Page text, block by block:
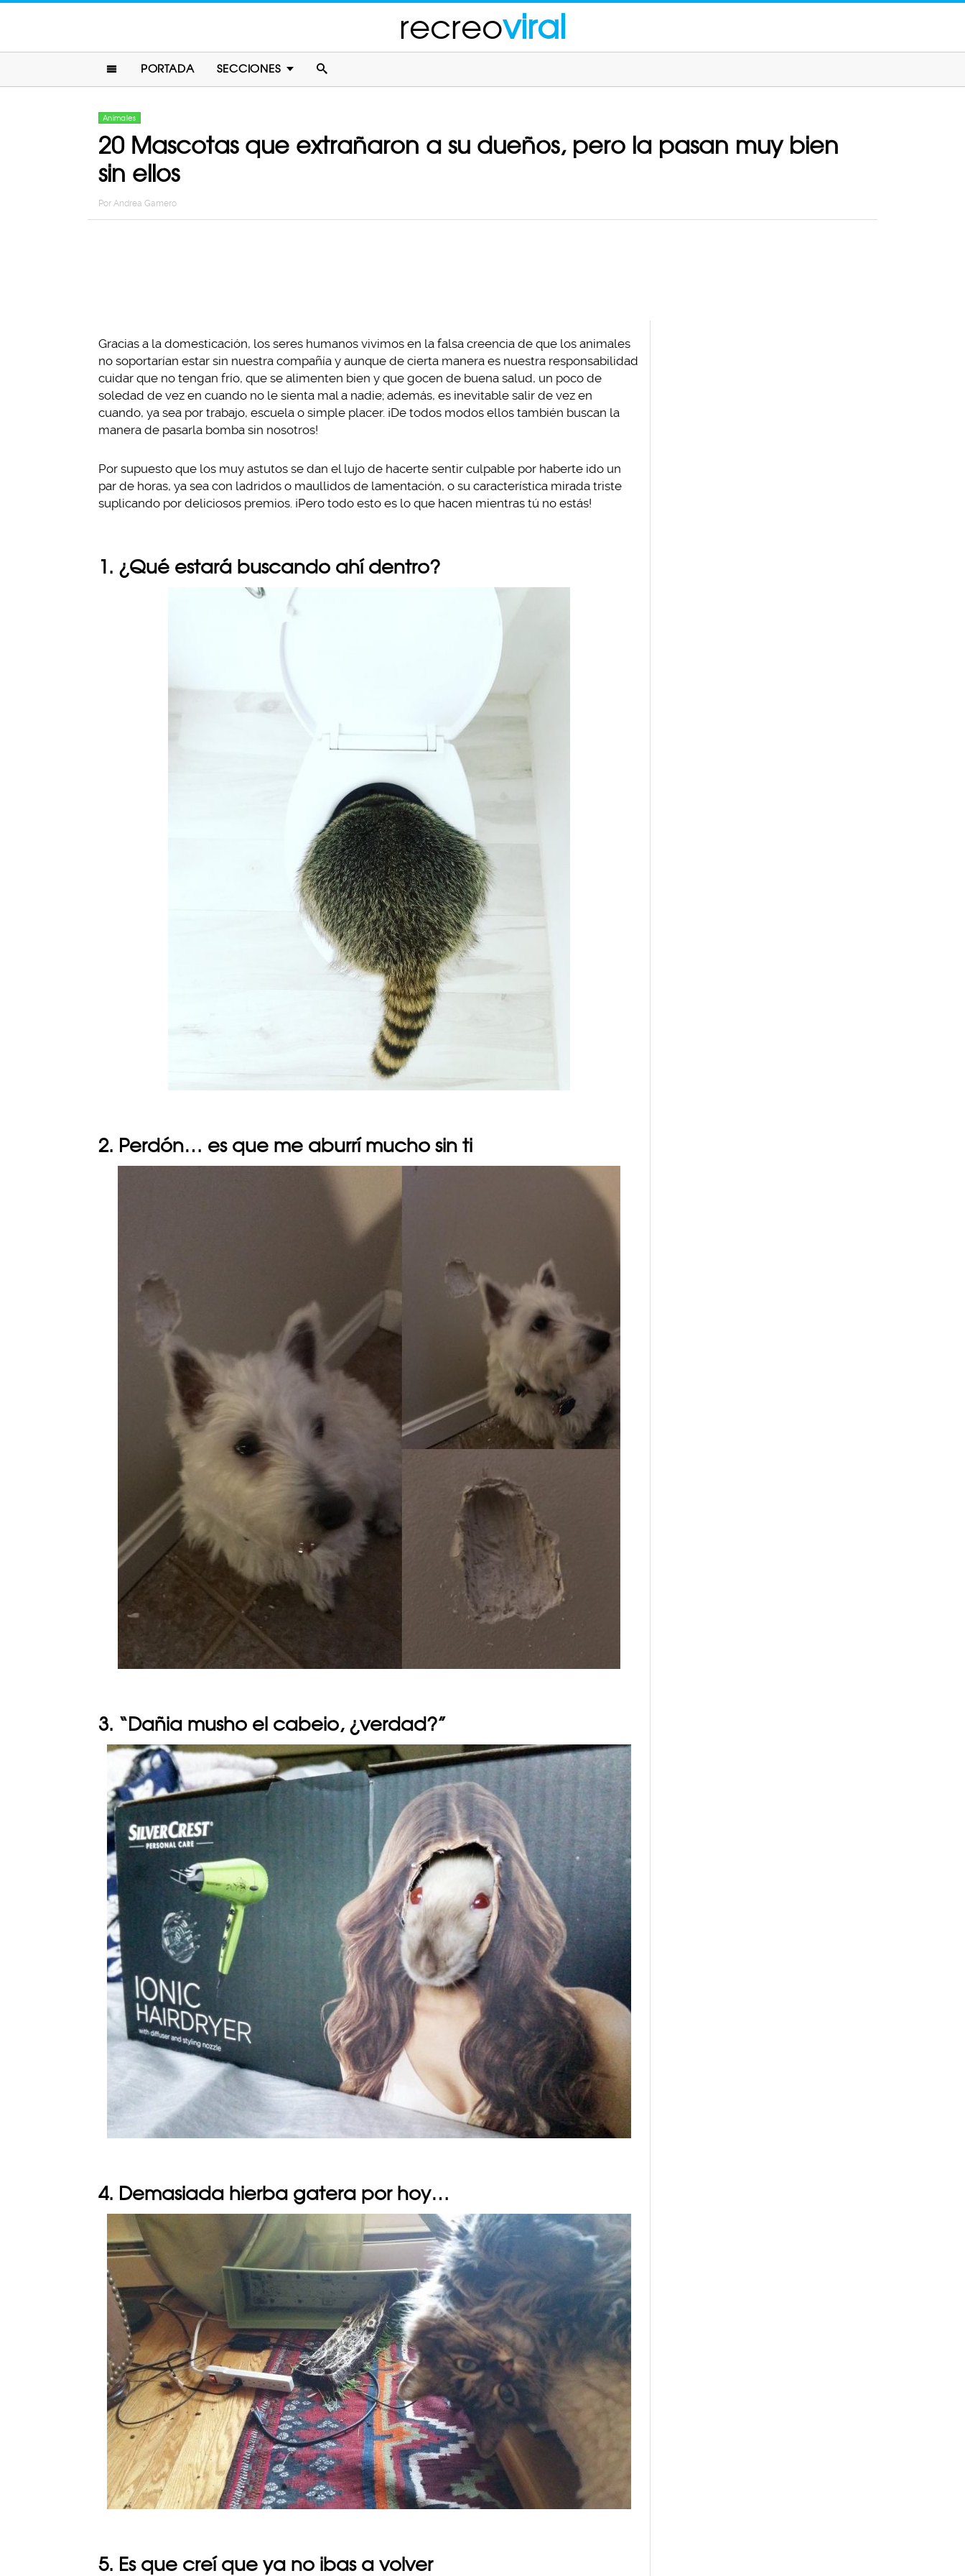
recreoviral
PORTADA SECCIONES
Animales
20 Mascotas que extrañaron a su dueños, pero la pasan muy bien
sin ellos
Por Andrea Gamero
Gracias a la domesticación, los seres humanos vivimos en la falsa creencia de que los animales
no soportarían estar sin nuestra compañía y aunque de cierta manera es nuestra responsabilidad
cuidar que no tengan frío, que se alimenten bien y que gocen de buena salud, un poco de
soledad de vez en cuando no le sienta mal a nadie; además, es inevitable salir de vez en
cuando, ya sea por trabajo, escuela o simple placer. ¡De todos modos ellos también buscan la
manera de pasarla bomba sin nosotros!
Por supuesto que los muy astutos se dan el lujo de hacerte sentir culpable por haberte ido un
par de horas, ya sea con ladridos o maullidos de lamentación, o su característica mirada triste
suplicando por deliciosos premios. ¡Pero todo esto es lo que hacen mientras tú no estás!
1. ¿Qué estará buscando ahí dentro?
2. Perdón… es que me aburrí mucho sin ti
3. “Dañia musho el cabeio, ¿verdad?”
4. Demasiada hierba gatera por hoy…
5. Es que creí que ya no ibas a volver